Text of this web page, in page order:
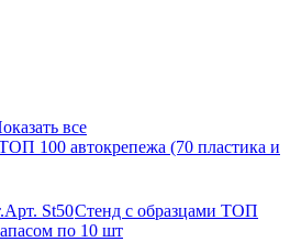
все
100 автокрепежа (70 пластика и
Арт. St50Стенд с образцами ТОП
по 10 шт